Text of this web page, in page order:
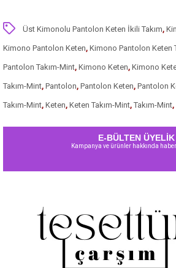
Üst Kimonolu Pantolon Keten İkili Takım,
Kimono Pantolon Keten, Kimono Pantolon Keten
Pantolon Takım-Mint, Kimono Keten, Kimono
Takım-Mint, Pantolon, Pantolon Keten, Pantolon
Takım-Mint, Keten, Keten Takım-Mint, Takım-Mint,
E-BÜLTEN ÜYELİK
Kampanya ve ürünler hakkında